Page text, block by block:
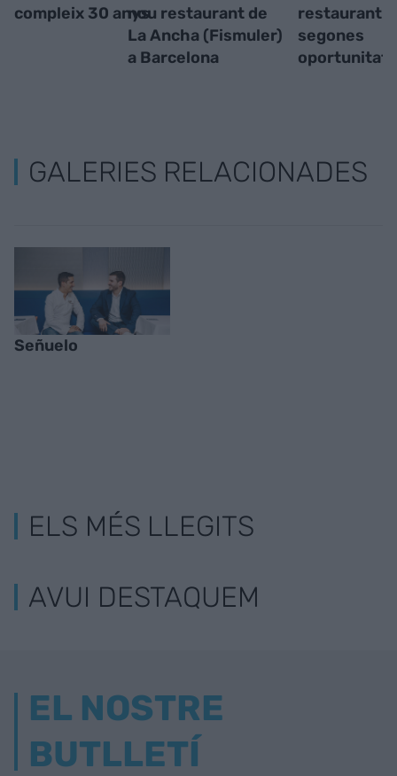
compleix 30 anysnou restaurant de
La Ancha (Fismuler)
a Barcelona
restaurant
segones
oportunitats
GALERIES RELACIONADES
Señuelo
ELS MÉS LLEGITS
AVUI DESTAQUEM
EL NOSTRE
BUTLLETÍ